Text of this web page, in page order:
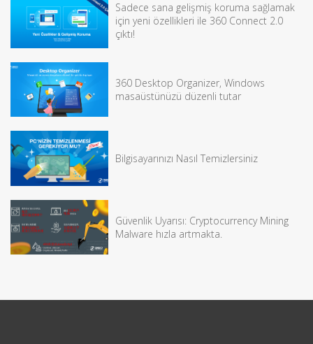
Sadece sana gelişmiş koruma sağlamak
için yeni özellikleri ile 360 Connect 2.0
çıktı!
360 Desktop Organizer, Windows
masaüstünüzü düzenli tutar
Bilgisayarınızı Nasıl Temizlersiniz
Güvenlik Uyarısı: Cryptocurrency Mining
Malware hızla artmakta.